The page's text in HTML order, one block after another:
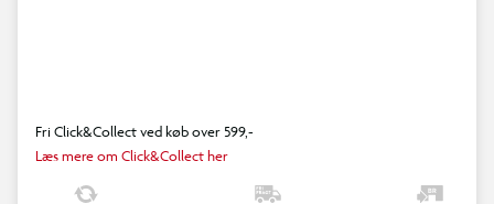
Fri Click&Collect ved køb over 599,-
Læs mere om Click&Collect her